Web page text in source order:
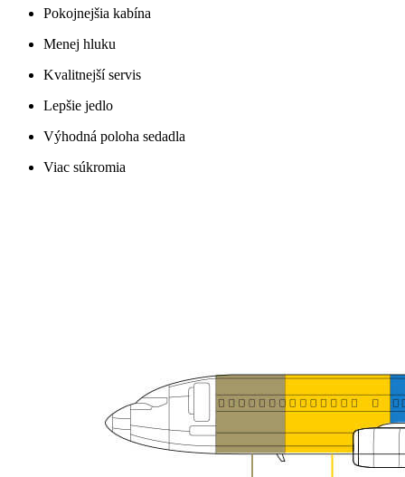
Pokojnejšia kabína
Menej hluku
Kvalitnejší servis
Lepšie jedlo
Výhodná poloha sedadla
Viac súkromia